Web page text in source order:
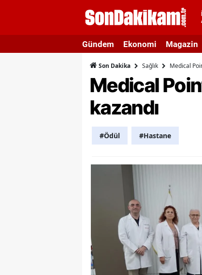
Gündem Ekonomi Magazin
Son Dakika Sağlık Medical
Medical
kazandı
#Ödül #Hastane